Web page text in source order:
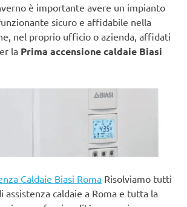
è importante avere un impianto
sicuro e affidabile nella
nel proprio ufficio o azienda, affidati
la Prima accensione caldaie Biasi
Caldaie Biasi Roma Risolviamo tutti
caldaie a Roma e tutta la